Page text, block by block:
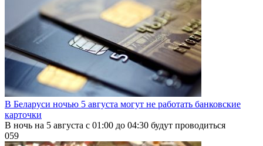
В Беларуси ночью 5 августа могут не работать банковские
карточки
В ночь на 5 августа с 01:00 до 04:30 будут проводиться
059